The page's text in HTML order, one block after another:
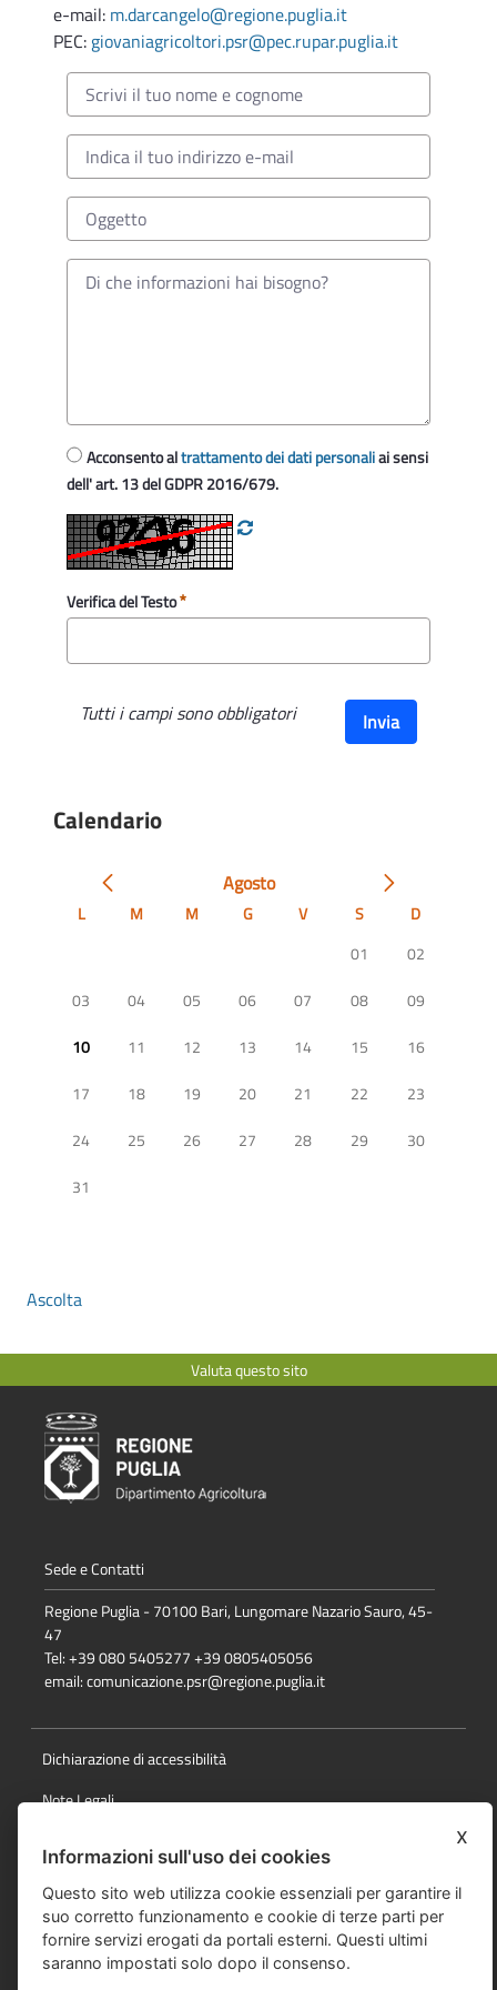
domande di sostegno del PSR Puglia 2014-2022
e-mail: m.darcangelo@regione.puglia.it
PEC: giovaniagricoltori.psr@pec.rupar.puglia.it
Acconsento altrattamento dei dati personaliai sensi
dell' art. 13 del GDPR 2016/679.
Verifica del Testo
Tutti i campi sono obbligatori Invia
Calendario
Agosto
L M M G V S
D
01
02
03
04 05 06 07 08
09
10
11 12 13 14 15
16
17
18 19 20 21 22
23
24
25 26 27 28 29
30
31
Ascolta
Valuta questo sito
Sede e Contatti
Regione Puglia - 70100 Bari, Lungomare Nazario Sauro, 45-
47
Tel: +39 080 5405277 +39 0805405056
email:comunicazione.psr@regione.puglia.it
Dichiarazione di accessibilità
Note Legali
Responsabile della pubblicazione
Mappa del sito
x
Informazioni sull'uso dei cookies
Questo sito web utilizza cookie essenziali per garantire il
suo corretto funzionamento e cookie di terze parti per
fornire servizi erogati da portali esterni. Questi ultimi
saranno impostati solo dopo il consenso.